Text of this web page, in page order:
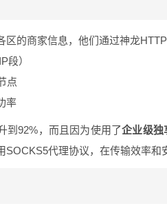
的商家信息，他们通过神龙HTTP
段）
点
率
到92%，而且因为使用了企业级独
代理协议，在传输效率和